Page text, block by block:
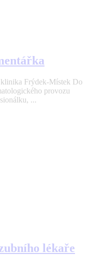
Frýdek-Místek Do
provozu
...
lékaře